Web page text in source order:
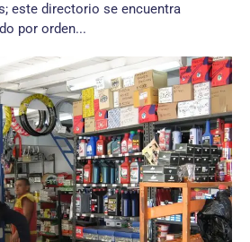
este directorio se encuentra
por orden...